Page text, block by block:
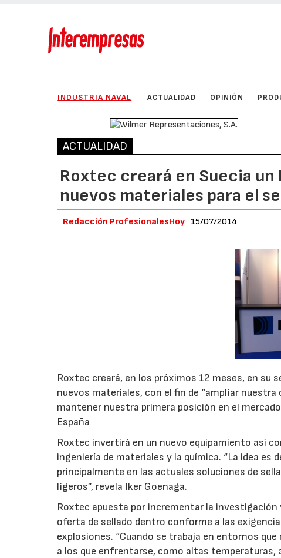
INDUSTRIA NAVAL ACTUALIDAD OPINIÓN
ACTUALIDAD
Roxtec creará en Suecia
nuevos materiales para el
Redacción ProfesionalesHoy 15/07/2014
Roxtec creará, en los próximos 12 meses, en su
nuevos materiales, con el fin de “ampliar
mantener nuestra primera posición en el
España
Roxtec invertirá en un nuevo equipamiento así
ingeniería de materiales y la química. “La idea
principalmente en las actuales soluciones de
ligeros”, revela Iker Goenaga.
Roxtec apuesta por incrementar la
oferta de sellado dentro conforme a las
explosiones. “Cuando se trabaja en entornos
a los que enfrentarse, como altas temperaturas,